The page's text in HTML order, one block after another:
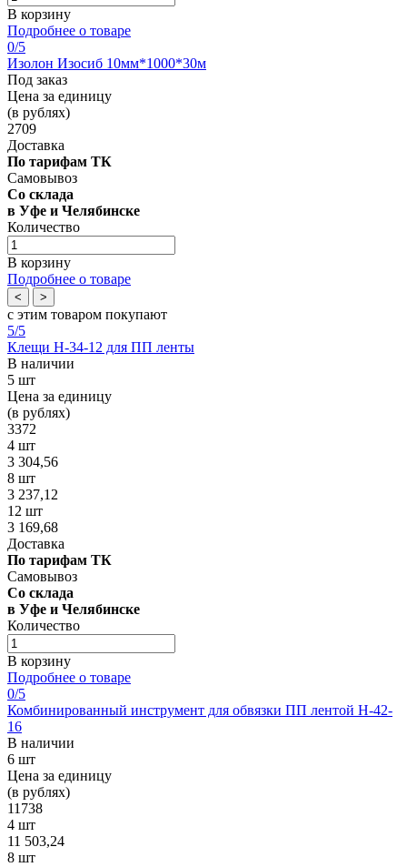
В корзину
Подробнее о товаре
0/5
Изолон Изосиб 10мм*1000*30м
Под заказ
Цена за единицу
(в рублях)
2709
Доставка
По тарифам ТК
Самовывоз
Со склада
в Уфе и Челябинске
Количество
В корзину
Подробнее о товаре
< >
с этим товаром покупают
5/5
Клещи Н-34-12 для ПП ленты
В наличии
5 шт
Цена за единицу
(в рублях)
3372
4 шт
3 304,56
8 шт
3 237,12
12 шт
3 169,68
Доставка
По тарифам ТК
Самовывоз
Со склада
в Уфе и Челябинске
Количество
В корзину
Подробнее о товаре
0/5
Комбинированный инструмент для обвязки ПП лентой H-42-
16
В наличии
6 шт
Цена за единицу
(в рублях)
11738
4 шт
11 503,24
8 шт